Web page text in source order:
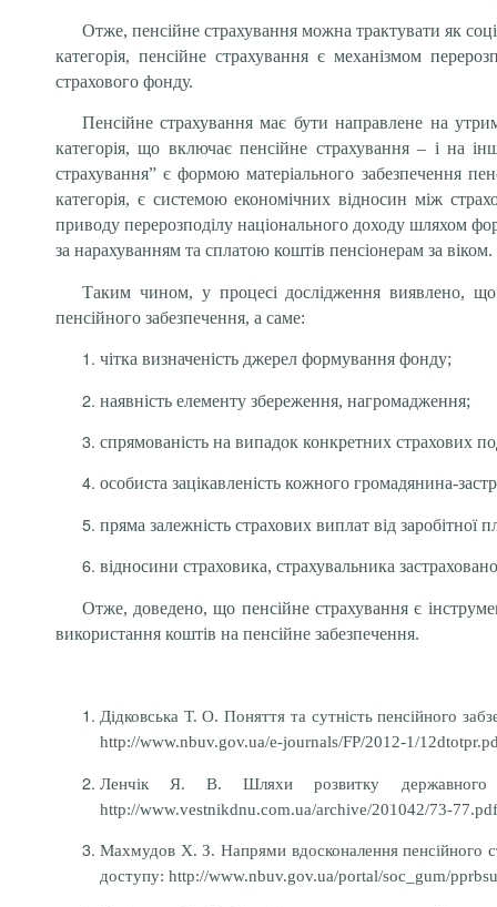
Отже, пенсійне страхування можна трактувати як
категорія, пенсійне страхування є механізмом
страхового фонду.
Пенсійне страхування має бути направлене на
категорія, що включає пенсійне страхування – і на
страхування” є формою матеріального забезпечення
категорія, є системою економічних відносин між
приводу перерозподілу національного доходу шляхом
за нарахуванням та сплатою коштів пенсіонерам за віком.
Таким чином, у процесі дослідження виявлено, що
пенсійного забезпечення, а саме:
чітка визначеність джерел формування фонду;
наявність елементу збереження, нагромадження;
спрямованість на випадок конкретних страхових
особиста зацікавленість кожного громадянина-
пряма залежність страхових виплат від заробітної
відносини страховика, страхувальника
Отже, доведено, що пенсійне страхування є
використання коштів на пенсійне забезпечення.
Дідковська Т. О. Поняття та сутність пенсійного
http://www.nbuv.gov.ua/e-journals/FP/2012-1/
Ленчік Я. В. Шляхи розвитку
http://www.vestnikdnu.com.ua/archive/201042/73-
Махмудов Х. З.Напрями вдосконалення пенсійного
доступу: http://www.nbuv.gov.ua/portal/soc_gum/